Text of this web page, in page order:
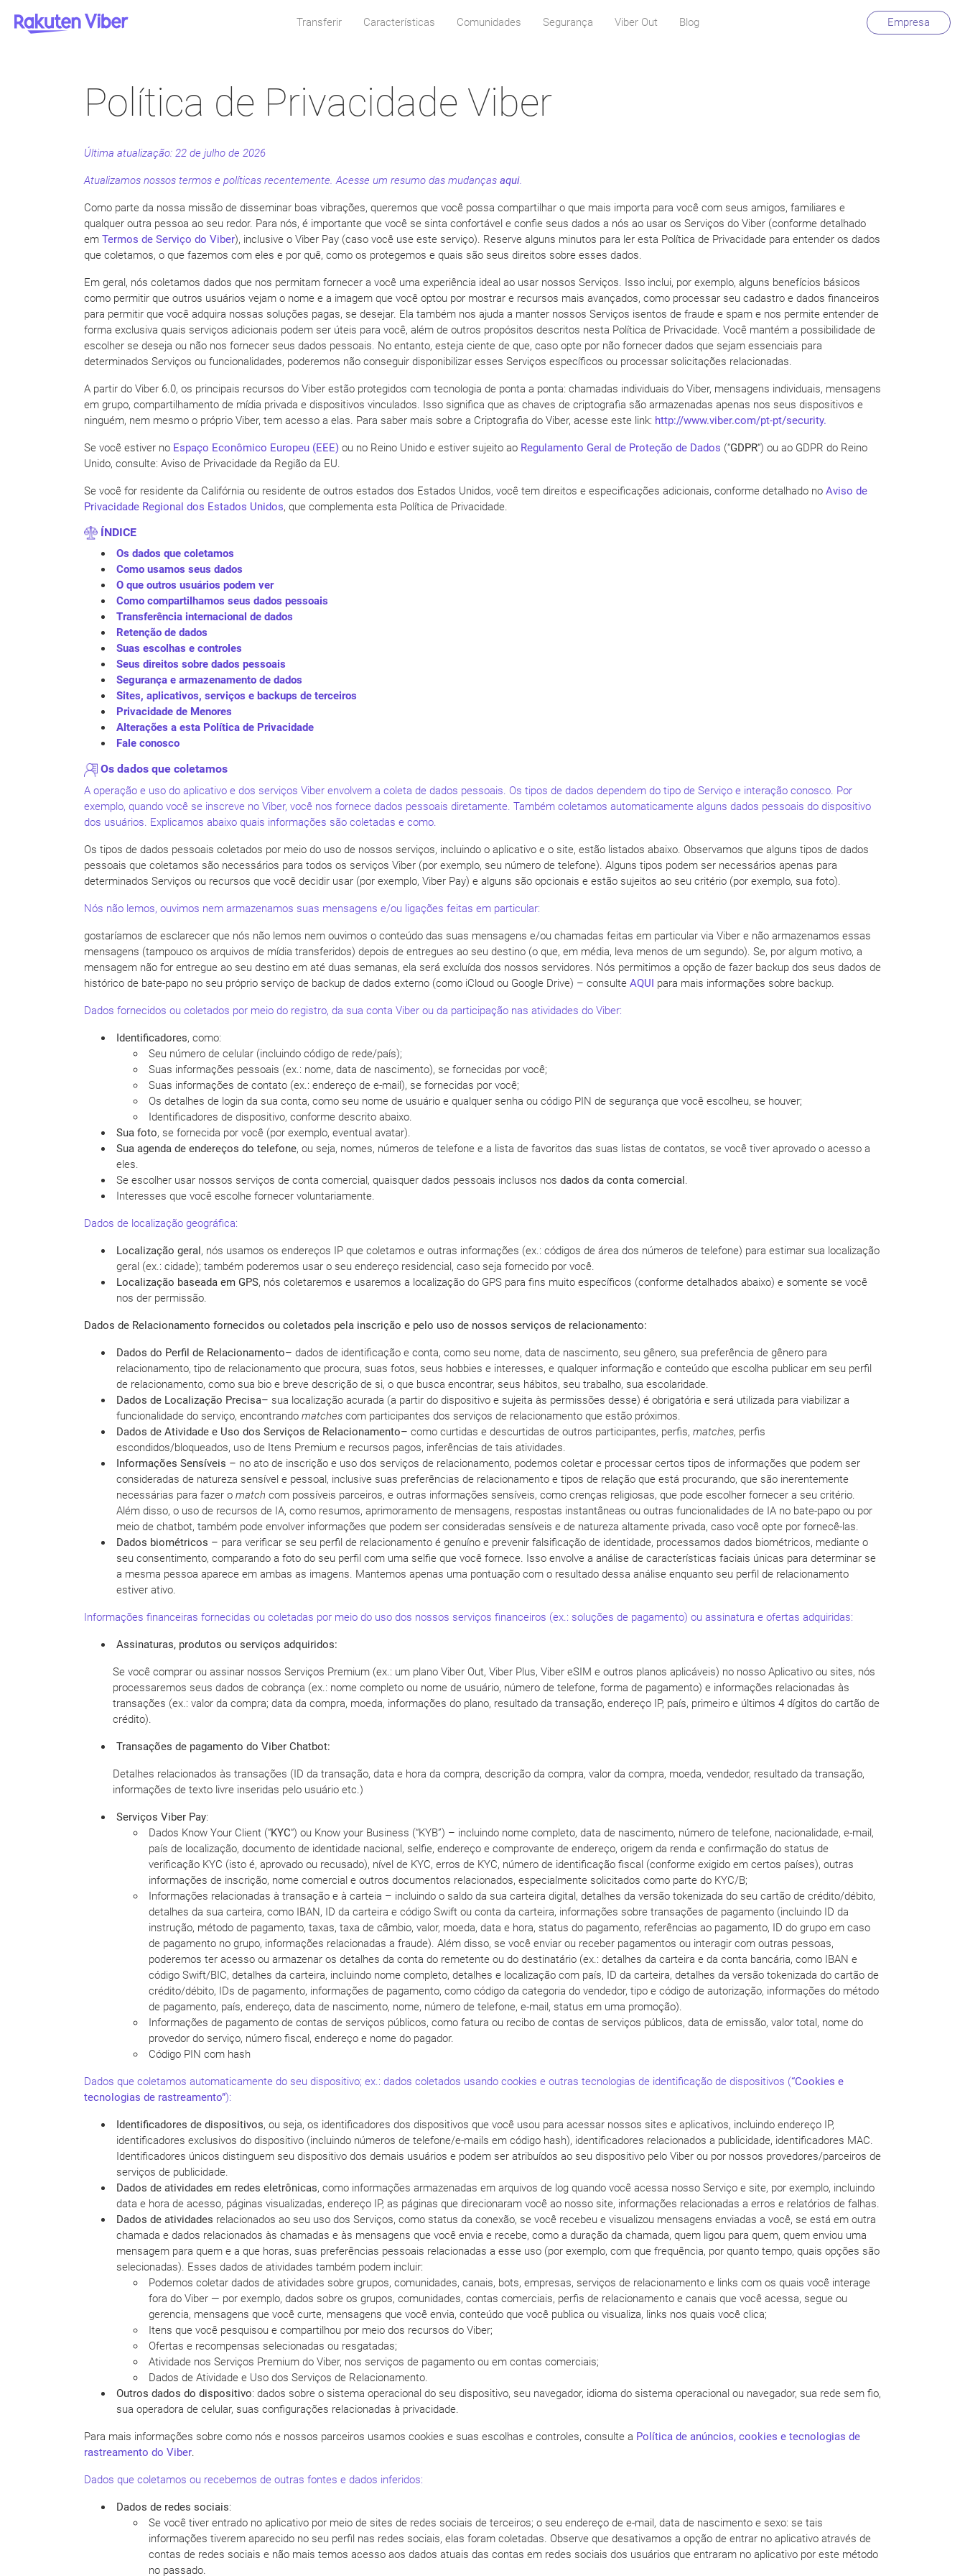
Transferir Características Comunidades Segurança Viber Out Blog Empresa
Política de Privacidade Viber
Última atualização: 22 de julho de 2026
Atualizamos nossos termos e políticas recentemente. Acesse um resumo das mudanças aqui.
Como parte da nossa missão de disseminar boas vibrações, queremos que você possa compartilhar o que mais importa para você com seus amigos, familiares e
qualquer outra pessoa ao seu redor. Para nós, é importante que você se sinta confortável e confie seus dados a nós ao usar os Serviços do Viber (conforme detalhado
em Termos de Serviço do Viber), inclusive o Viber Pay (caso você use este serviço). Reserve alguns minutos para ler esta Política de Privacidade para entender os dados
que coletamos, o que fazemos com eles e por quê, como os protegemos e quais são seus direitos sobre esses dados.
Em geral, nós coletamos dados que nos permitam fornecer a você uma experiência ideal ao usar nossos Serviços. Isso inclui, por exemplo, alguns benefícios básicos
como permitir que outros usuários vejam o nome e a imagem que você optou por mostrar e recursos mais avançados, como processar seu cadastro e dados financeiros
para permitir que você adquira nossas soluções pagas, se desejar. Ela também nos ajuda a manter nossos Serviços isentos de fraude e spam e nos permite entender de
forma exclusiva quais serviços adicionais podem ser úteis para você, além de outros propósitos descritos nesta Política de Privacidade. Você mantém a possibilidade de
escolher se deseja ou não nos fornecer seus dados pessoais. No entanto, esteja ciente de que, caso opte por não fornecer dados que sejam essenciais para
determinados Serviços ou funcionalidades, poderemos não conseguir disponibilizar esses Serviços específicos ou processar solicitações relacionadas.
A partir do Viber 6.0, os principais recursos do Viber estão protegidos com tecnologia de ponta a ponta: chamadas individuais do Viber, mensagens individuais, mensagens
em grupo, compartilhamento de mídia privada e dispositivos vinculados. Isso significa que as chaves de criptografia são armazenadas apenas nos seus dispositivos e
ninguém, nem mesmo o próprio Viber, tem acesso a elas. Para saber mais sobre a Criptografia do Viber, acesse este link: http://www.viber.com/pt-pt/security.
Se você estiver no Espaço Econômico Europeu (EEE) ou no Reino Unido e estiver sujeito ao Regulamento Geral de Proteção de Dados (“GDPR“) ou ao GDPR do Reino
Unido, consulte: Aviso de Privacidade da Região da EU.
Se você for residente da Califórnia ou residente de outros estados dos Estados Unidos, você tem direitos e especificações adicionais, conforme detalhado no Aviso de
Privacidade Regional dos Estados Unidos, que complementa esta Política de Privacidade.
ÍNDICE
Os dados que coletamos
Como usamos seus dados
O que outros usuários podem ver
Como compartilhamos seus dados pessoais
Transferência internacional de dados
Retenção de dados
Suas escolhas e controles
Seus direitos sobre dados pessoais
Segurança e armazenamento de dados
Sites, aplicativos, serviços e backups de terceiros
Privacidade de Menores
Alterações a esta Política de Privacidade
Fale conosco
Os dados que coletamos
A operação e uso do aplicativo e dos serviços Viber envolvem a coleta de dados pessoais. Os tipos de dados dependem do tipo de Serviço e interação conosco. Por
exemplo, quando você se inscreve no Viber, você nos fornece dados pessoais diretamente. Também coletamos automaticamente alguns dados pessoais do dispositivo
dos usuários. Explicamos abaixo quais informações são coletadas e como.
Os tipos de dados pessoais coletados por meio do uso de nossos serviços, incluindo o aplicativo e o site, estão listados abaixo. Observamos que alguns tipos de dados
pessoais que coletamos são necessários para todos os serviços Viber (por exemplo, seu número de telefone). Alguns tipos podem ser necessários apenas para
determinados Serviços ou recursos que você decidir usar (por exemplo, Viber Pay) e alguns são opcionais e estão sujeitos ao seu critério (por exemplo, sua foto).
Nós não lemos, ouvimos nem armazenamos suas mensagens e/ou ligações feitas em particular:
gostaríamos de esclarecer que nós não lemos nem ouvimos o conteúdo das suas mensagens e/ou chamadas feitas em particular via Viber e não armazenamos essas
mensagens (tampouco os arquivos de mídia transferidos) depois de entregues ao seu destino (o que, em média, leva menos de um segundo). Se, por algum motivo, a
mensagem não for entregue ao seu destino em até duas semanas, ela será excluída dos nossos servidores. Nós permitimos a opção de fazer backup dos seus dados de
histórico de bate-papo no seu próprio serviço de backup de dados externo (como iCloud ou Google Drive) – consulte AQUI para mais informações sobre backup.
Dados fornecidos ou coletados por meio do registro, da sua conta Viber ou da participação nas atividades do Viber:
Identificadores, como:
Seu número de celular (incluindo código de rede/país);
Suas informações pessoais (ex.: nome, data de nascimento), se fornecidas por você;
Suas informações de contato (ex.: endereço de e-mail), se fornecidas por você;
Os detalhes de login da sua conta, como seu nome de usuário e qualquer senha ou código PIN de segurança que você escolheu, se houver;
Identificadores de dispositivo, conforme descrito abaixo.
Sua foto, se fornecida por você (por exemplo, eventual avatar).
Sua agenda de endereços do telefone, ou seja, nomes, números de telefone e a lista de favoritos das suas listas de contatos, se você tiver aprovado o acesso a
eles.
Se escolher usar nossos serviços de conta comercial, quaisquer dados pessoais inclusos nos dados da conta comercial
Interesses que você escolhe fornecer voluntariamente.
Dados de localização geográfica:
Localização geral, nós usamos os endereços IP que coletamos e outras informações (ex.: códigos de área dos números de telefone) para estimar sua localização
geral (ex.: cidade); também poderemos usar o seu endereço residencial, caso seja fornecido por você.
Localização baseada em GPS, nós coletaremos e usaremos a localização do GPS para fins muito específicos (conforme detalhados abaixo) e somente se você
nos der permissão.
Dados de Relacionamento fornecidos ou coletados pela inscrição e pelo uso de nossos serviços de relacionamento:
Dados do Perfil de Relacionamento– dados de identificação e conta, como seu nome, data de nascimento, seu gênero, sua preferência de gênero para
relacionamento, tipo de relacionamento que procura, suas fotos, seus hobbies e interesses, e qualquer informação e conteúdo que escolha publicar em seu perfil
de relacionamento, como sua bio e breve descrição de si, o que busca encontrar, seus hábitos, seu trabalho, sua escolaridade.
Dados de Localização Precisa– sua localização acurada (a partir do dispositivo e sujeita às permissões desse) é obrigatória e será utilizada para viabilizar a
funcionalidade do serviço, encontrando matches com participantes dos serviços de relacionamento que estão próximos.
Dados de Atividade e Uso dos Serviços de Relacionamento– como curtidas e descurtidas de outros participantes, perfis, matches, perfis
escondidos/bloqueados, uso de Itens Premium e recursos pagos, inferências de tais atividades.
Informações Sensíveis – no ato de inscrição e uso dos serviços de relacionamento, podemos coletar e processar certos tipos de informações que podem ser
consideradas de natureza sensível e pessoal, inclusive suas preferências de relacionamento e tipos de relação que está procurando, que são inerentemente
necessárias para fazer o match com possíveis parceiros, e outras informações sensíveis, como crenças religiosas, que pode escolher fornecer a seu critério.
Além disso, o uso de recursos de IA, como resumos, aprimoramento de mensagens, respostas instantâneas ou outras funcionalidades de IA no bate-papo ou por
meio de chatbot, também pode envolver informações que podem ser consideradas sensíveis e de natureza altamente privada, caso você opte por fornecê-las.
Dados biométricos – para verificar se seu perfil de relacionamento é genuíno e prevenir falsificação de identidade, processamos dados biométricos, mediante o
seu consentimento, comparando a foto do seu perfil com uma selfie que você fornece. Isso envolve a análise de características faciais únicas para determinar se
a mesma pessoa aparece em ambas as imagens. Mantemos apenas uma pontuação com o resultado dessa análise enquanto seu perfil de relacionamento
estiver ativo.
Informações financeiras fornecidas ou coletadas por meio do uso dos nossos serviços financeiros (ex.: soluções de pagamento) ou assinatura e ofertas adquiridas:
Assinaturas, produtos ou serviços adquiridos:
Se você comprar ou assinar nossos Serviços Premium (ex.: um plano Viber Out, Viber Plus, Viber eSIM e outros planos aplicáveis) no nosso Aplicativo ou sites, nós
processaremos seus dados de cobrança (ex.: nome completo ou nome de usuário, número de telefone, forma de pagamento) e informações relacionadas às
transações (ex.: valor da compra; data da compra, moeda, informações do plano, resultado da transação, endereço IP, país, primeiro e últimos 4 dígitos do cartão de
crédito).
Transações de pagamento do Viber Chatbot:
Detalhes relacionados às transações (ID da transação, data e hora da compra, descrição da compra, valor da compra, moeda, vendedor, resultado da transação,
informações de texto livre inseridas pelo usuário etc.)
Serviços Viber Pay:
Dados Know Your Client (“KYC“) ou Know your Business (“KYB”) – incluindo nome completo, data de nascimento, número de telefone, nacionalidade, e-mail,
país de localização, documento de identidade nacional, selfie, endereço e comprovante de endereço, origem da renda e confirmação do status de
verificação KYC (isto é, aprovado ou recusado), nível de KYC, erros de KYC, número de identificação fiscal (conforme exigido em certos países), outras
informações de inscrição, nome comercial e outros documentos relacionados, especialmente solicitados como parte do KYC/B;
Informações relacionadas à transação e à carteia – incluindo o saldo da sua carteira digital, detalhes da versão tokenizada do seu cartão de crédito/débito,
detalhes da sua carteira, como IBAN, ID da carteira e código Swift ou conta da carteira, informações sobre transações de pagamento (incluindo ID da
instrução, método de pagamento, taxas, taxa de câmbio, valor, moeda, data e hora, status do pagamento, referências ao pagamento, ID do grupo em caso
de pagamento no grupo, informações relacionadas a fraude). Além disso, se você enviar ou receber pagamentos ou interagir com outras pessoas,
poderemos ter acesso ou armazenar os detalhes da conta do remetente ou do destinatário (ex.: detalhes da carteira e da conta bancária, como IBAN e
código Swift/BIC, detalhes da carteira, incluindo nome completo, detalhes e localização com país, ID da carteira, detalhes da versão tokenizada do cartão de
crédito/débito, IDs de pagamento, informações de pagamento, como código da categoria do vendedor, tipo e código de autorização, informações do método
de pagamento, país, endereço, data de nascimento, nome, número de telefone, e-mail, status em uma promoção).
Informações de pagamento de contas de serviços públicos, como fatura ou recibo de contas de serviços públicos, data de emissão, valor total, nome do
provedor do serviço, número fiscal, endereço e nome do pagador.
Código PIN com hash
Dados que coletamos automaticamente do seu dispositivo; ex.: dados coletados usando cookies e outras tecnologias de identificação de dispositivos (“Cookies e
tecnologias de rastreamento”):
Identificadores de dispositivos, ou seja, os identificadores dos dispositivos que você usou para acessar nossos sites e aplicativos, incluindo endereço IP,
identificadores exclusivos do dispositivo (incluindo números de telefone/e-mails em código hash), identificadores relacionados a publicidade, identificadores MAC.
Identificadores únicos distinguem seu dispositivo dos demais usuários e podem ser atribuídos ao seu dispositivo pelo Viber ou por nossos provedores/parceiros de
serviços de publicidade.
Dados de atividades em redes eletrônicas, como informações armazenadas em arquivos de log quando você acessa nosso Serviço e site, por exemplo, incluindo
data e hora de acesso, páginas visualizadas, endereço IP, as páginas que direcionaram você ao nosso site, informações relacionadas a erros e relatórios de falhas.
Dados de atividades relacionados ao seu uso dos Serviços, como status da conexão, se você recebeu e visualizou mensagens enviadas a você, se está em outra
chamada e dados relacionados às chamadas e às mensagens que você envia e recebe, como a duração da chamada, quem ligou para quem, quem enviou uma
mensagem para quem e a que horas, suas preferências pessoais relacionadas a esse uso (por exemplo, com que frequência, por quanto tempo, quais opções são
selecionadas). Esses dados de atividades também podem incluir:
Podemos coletar dados de atividades sobre grupos, comunidades, canais, bots, empresas, serviços de relacionamento e links com os quais você interage
fora do Viber — por exemplo, dados sobre os grupos, comunidades, contas comerciais, perfis de relacionamento e canais que você acessa, segue ou
gerencia, mensagens que você curte, mensagens que você envia, conteúdo que você publica ou visualiza, links nos quais você clica;
Itens que você pesquisou e compartilhou por meio dos recursos do Viber;
Ofertas e recompensas selecionadas ou resgatadas;
Atividade nos Serviços Premium do Viber, nos serviços de pagamento ou em contas comerciais;
Dados de Atividade e Uso dos Serviços de Relacionamento.
Outros dados do dispositivo: dados sobre o sistema operacional do seu dispositivo, seu navegador, idioma do sistema operacional ou navegador, sua rede sem fio,
sua operadora de celular, suas configurações relacionadas à privacidade.
Para mais informações sobre como nós e nossos parceiros usamos cookies e suas escolhas e controles, consulte a Política de anúncios, cookies e tecnologias de
rastreamento do Viber.
Dados que coletamos ou recebemos de outras fontes e dados inferidos:
Dados de redes sociais:
Se você tiver entrado no aplicativo por meio de sites de redes sociais de terceiros; o seu endereço de e-mail, data de nascimento e sexo: se tais
informações tiverem aparecido no seu perfil nas redes sociais, elas foram coletadas. Observe que desativamos a opção de entrar no aplicativo através de
contas de redes sociais e não mais temos acesso aos dados atuais das contas em redes sociais dos usuários que entraram no aplicativo por este método
no passado.